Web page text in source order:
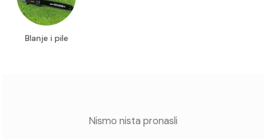
Blanje i pile
Nismo nista pronasli